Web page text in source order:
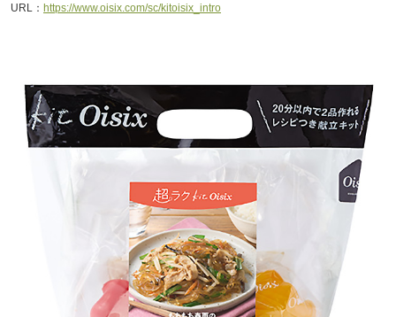
URL： https://www.oisix.com/sc/kitoisix_intro